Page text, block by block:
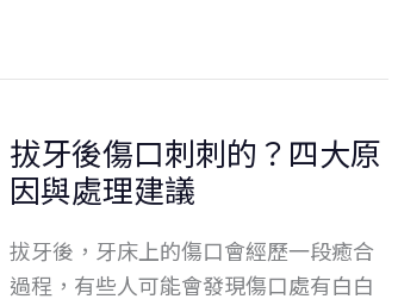
拔牙後傷口刺刺的？四大原
因與處理建議
拔牙後，牙床上的傷口會經歷一段癒合
過程，有些人可能會發現傷口處有白白